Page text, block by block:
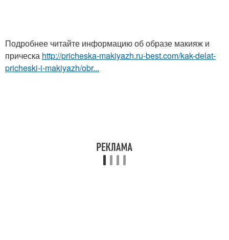
Подробнее читайте информацию об образе макияж и
прическа http://pricheska-makiyazh.ru-best.com/kak-delat-
pricheski-i-makiyazh/obr...